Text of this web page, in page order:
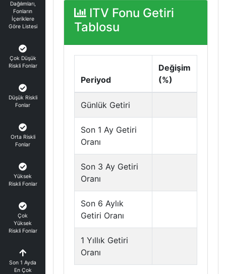
Dağılımları,
Fonların
İçeriklere
Göre Listesi
Çok Düşük
Riskli Fonlar
Düşük Riskli
Fonlar
Orta Riskli
Fonlar
Yüksek
Riskli Fonlar
Çok
Yüksek
Riskli Fonlar
Son 1 Ayda
En Çok
ITV Fonu Getiri
Tablosu
Periyod
Değişim
(%)
Günlük Getiri
Son 1 Ay Getiri
Oranı
Son 3 Ay Getiri
Oranı
Son 6 Aylık
Getiri Oranı
1 Yıllık Getiri
Oranı